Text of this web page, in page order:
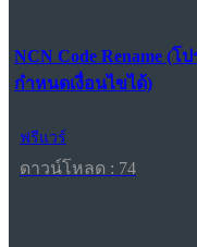
NCN Code Rename (
กำหนดเงื่อนไขได้)
ฟรีแวร์
ดาวน์โหลด : 74